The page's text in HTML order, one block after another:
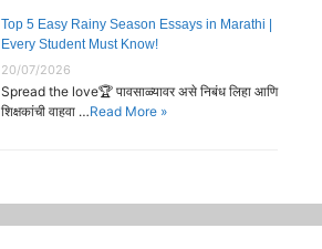
Top 5 Easy Rainy Season Essays in Marathi |
Every Student Must Know!
20/07/2026
Spread the love🏆 पावसाळ्यावर असे निबंध लिहा आणि
शिक्षकांची वाहवा …Read More »